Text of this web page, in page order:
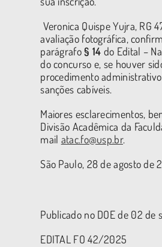
Veronica Quispe Yujra, RG
avaliação fotográfica,
parágrafo§ 14 do Edital –
do concurso e, se houver
procedimento
sanções cabíveis.
Maiores esclarecimentos,
Divisão Acadêmica da
mail atac.fo@usp.br.
São Paulo, 28 de agosto de
Publicado no DOE de 02 de
EDITAL FO 42/2025